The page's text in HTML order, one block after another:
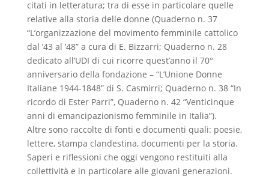
citati in letteratura; tra di esse in particolare quelle
relative alla storia delle donne (Quaderno n. 37
“L’organizzazione del movimento femminile cattolico
dal ’43 al ’48” a cura di E. Bizzarri; Quaderno n. 28
dedicato all’UDI di cui ricorre quest’anno il 70°
anniversario della fondazione – “L’Unione Donne
Italiane 1944-1848” di S. Casmirri; Quaderno n. 38 “In
ricordo di Ester Parri”, Quaderno n. 42 “Venticinque
anni di emancipazionismo femminile in Italia”).
Altre sono raccolte di fonti e documenti quali: poesie,
lettere, stampa clandestina, documenti per la storia.
Saperi e riflessioni che oggi vengono restituiti alla
collettività e in particolare alle giovani generazioni.